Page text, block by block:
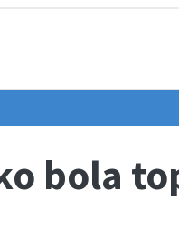
bola